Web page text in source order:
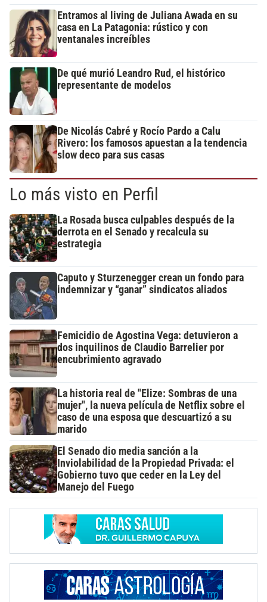
Entramos al living de Juliana Awada en su
casa en La Patagonia: rústico y con
ventanales increíbles
De qué murió Leandro Rud, el histórico
representante de modelos
De Nicolás Cabré y Rocío Pardo a Calu
Rivero: los famosos apuestan a la tendencia
slow deco para sus casas
Lo más visto en Perfil
La Rosada busca culpables después de la
derrota en el Senado y recalcula su
estrategia
Caputo y Sturzenegger crean un fondo para
indemnizar y “ganar” sindicatos aliados
Femicidio de Agostina Vega: detuvieron a
dos inquilinos de Claudio Barrelier por
encubrimiento agravado
La historia real de "Elize: Sombras de una
mujer", la nueva película de Netflix sobre el
caso de una esposa que descuartizó a su
marido
El Senado dio media sanción a la
Inviolabilidad de la Propiedad Privada: el
Gobierno tuvo que ceder en la Ley del
Manejo del Fuego